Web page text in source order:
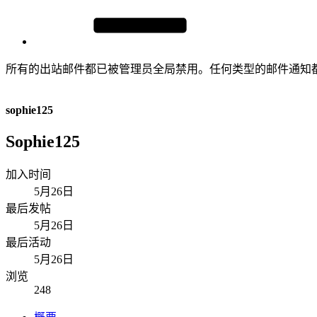
所有的出站邮件都已被管理员全局禁用。任何类型的邮件通知
sophie125
Sophie125
加入时间
5月26日
最后发帖
5月26日
最后活动
5月26日
浏览
248